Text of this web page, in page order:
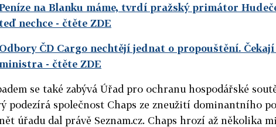
na Blanku máme, tvrdí pražský primátor
nechce - čtěte ZDE
Odbory ČD Cargo nechtějí jednat o propouštění. Čekají
ministra - čtěte ZDE
se také zabývá Úřad pro ochranu hospodářské
podezírá společnost Chaps ze zneužití dominantního
úřadu dal právě Seznam.cz. Chaps hrozí až několika